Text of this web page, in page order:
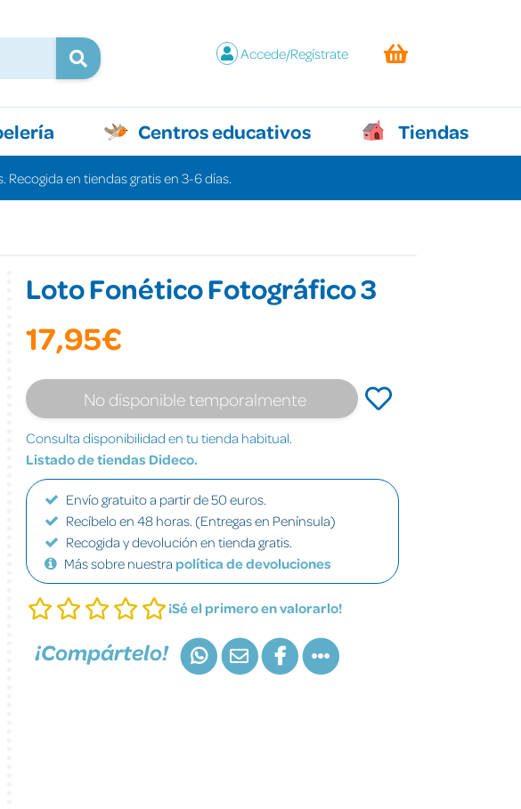
Accede/Regístrate
Centros educativos Tiendas
en tiendas gratis en 3-6 días.
Loto Fonético Fotográfico 3
17,95€
No disponible temporalmente
Consulta disponibilidad en tu tienda habitual.
Listado de tiendas Dideco.
Envío gratuito a partir de 50 euros.
Recíbelo en 48 horas. (Entregas en Península)
Recogida y devolución en tienda gratis.
Más sobre nuestra política de devoluciones
¡Sé el primero en valorarlo!
¡Compártelo!